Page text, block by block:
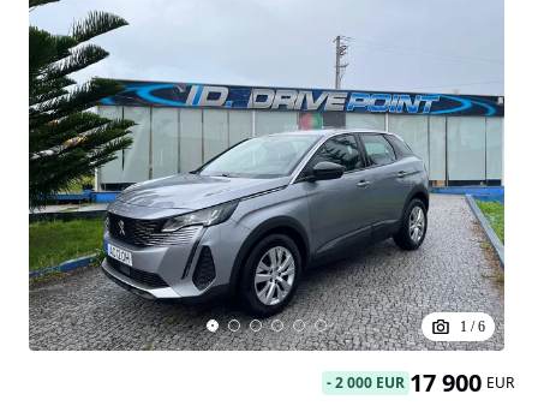
1 /6
-2 000 EUR 17 900 EUR